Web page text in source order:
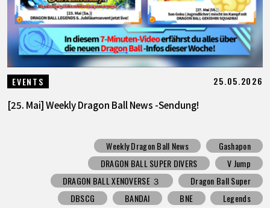
EVENTS 25.05.2026
[25. Mai] Weekly Dragon Ball News -Sendung!
Weekly Dragon Ball News
Gashapon
DRAGON BALL SUPER DIVERS
V Jump
DRAGON BALL XENOVERSE ３
Dragon Ball Super
DBSCG
BANDAI BNE
Legends